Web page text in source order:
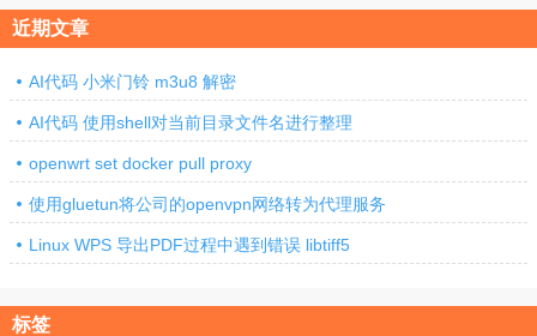
近期文章
AI代码 小米门铃 m3u8 解密
AI代码 使用shell对当前目录文件名进行整理
openwrt set docker pull proxy
使用gluetun将公司的openvpn网络转为代理服务
Linux WPS 导出PDF过程中遇到错误 libtiff5
标签